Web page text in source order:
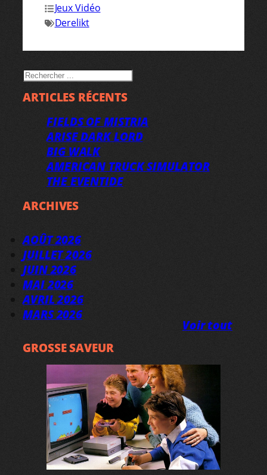
Jeux Vidéo
Derelikt
RECHERCHER
ARTICLES RÉCENTS
FIELDS OF MISTRIA
ARISE DARK LORD
BIG WALK
AMERICAN TRUCK SIMULATOR
THE EVENTIDE
ARCHIVES
AOÛT 2026
JUILLET 2026
JUIN 2026
MAI 2026
AVRIL 2026
MARS 2026
Voir tout
GROSSE SAVEUR